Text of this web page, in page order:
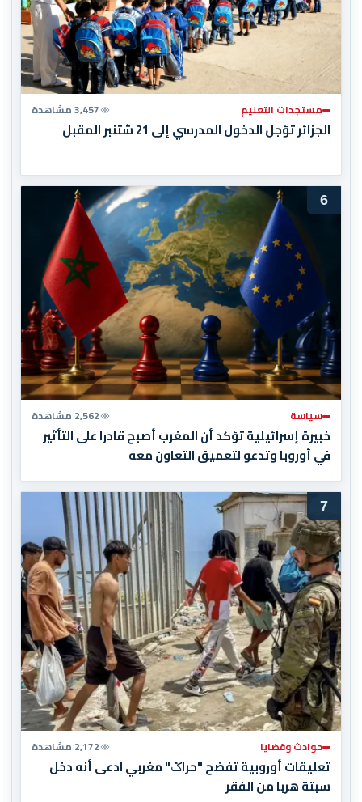
مستجدات التعليم 3,457 مشاهدة
الجزائر تؤجل الدخول المدرسي إلى 21 شتنبر المقبل
6
سياسة 2,562 مشاهدة
خبيرة إسرائيلية تؤكد أن المغرب أصبح قادرا على التأثير
في أوروبا وتدعو لتعميق التعاون معه
7
حوادث وقضايا 2,172 مشاهدة
تعليقات أوروبية تفضح "حراݣ" مغربي ادعى أنه دخل
سبتة هربا من الفقر